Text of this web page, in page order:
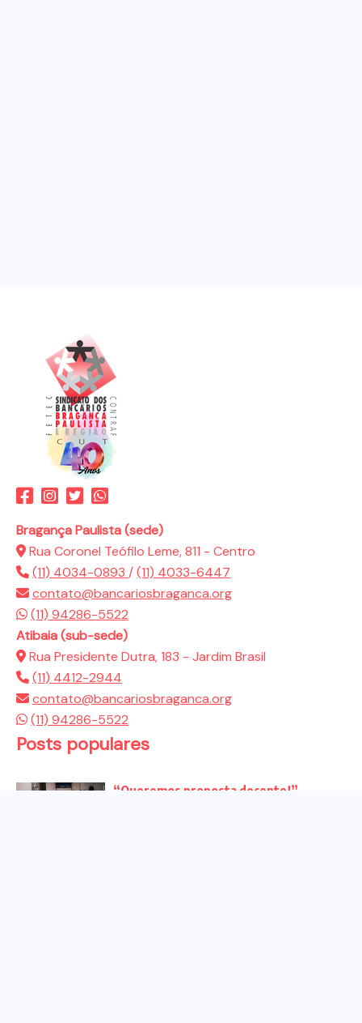
Bragança Paulista (sede)
Rua Coronel Teófilo Leme, 811 - Centro
(11) 4034-0893 /(11) 4033-6447
contato@bancariosbraganca.org
(11) 94286-5522
Atibaia (sub-sede)
Rua Presidente Dutra, 183 - Jardim Brasil
(11) 4412-2944
contato@bancariosbraganca.org
(11) 94286-5522
Posts populares
“Queremos proposta decente!”